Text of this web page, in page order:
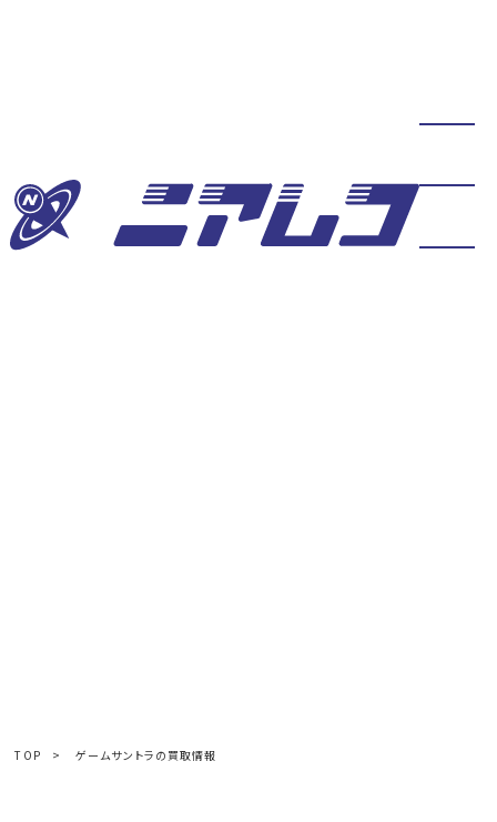
TOP > ゲームサントラの買取情報